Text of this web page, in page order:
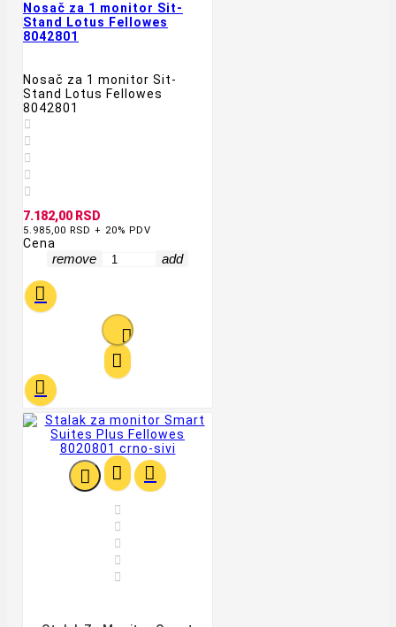
Nosač za 1 monitor Sit-
Stand Lotus Fellowes
8042801
Nosač za 1 monitor Sit-
Stand Lotus Fellowes
8042801





7.182,00 RSD
5.985,00 RSD + 20% PDV
Cena
remove add




  




